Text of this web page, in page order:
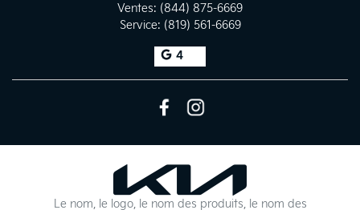
Ventes: (844) 875-6669
Service: (819) 561-6669
4
Le nom, le logo, le nom des produits, le nom des